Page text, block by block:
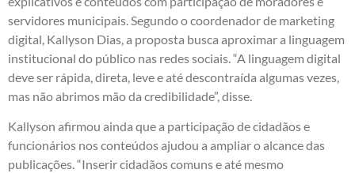
servidores municipais. Segundo o coordenador de marketing
digital, Kallyson Dias, a proposta busca aproximar a linguagem
institucional do público nas redes sociais. “A linguagem digital
deve ser rápida, direta, leve e até descontraída algumas vezes,
mas não abrimos mão da credibilidade”, disse.
Kallyson afirmou ainda que a participação de cidadãos e
funcionários nos conteúdos ajudou a ampliar o alcance das
publicações. “Inserir cidadãos comuns e até mesmo